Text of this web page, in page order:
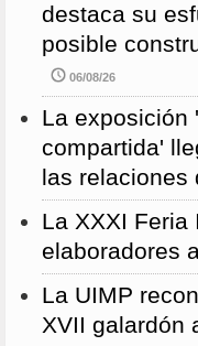
destaca su
posible
06/08/26
La exposición
compartida'
las
La XXXI Feria
elaboradores
La UIMP
XVII galardón